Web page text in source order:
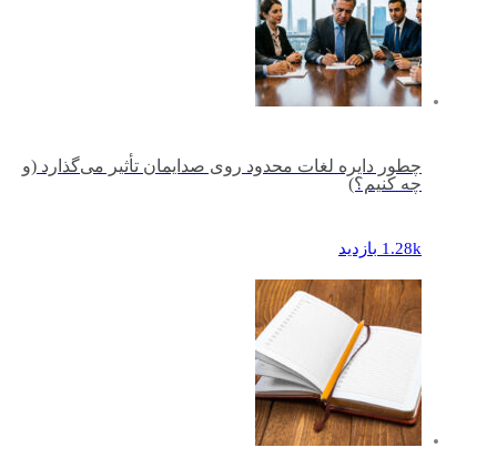
چطور دایره لغات محدود روی صدایمان تأثیر می‌گذارد (و
چه کنیم؟)
1.28k بازدید